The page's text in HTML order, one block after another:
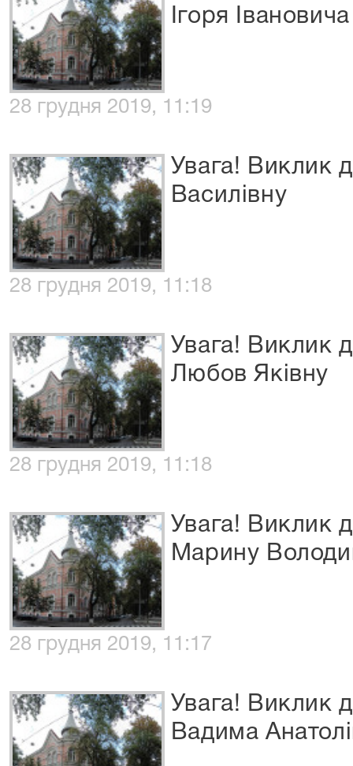
Ігоря Івановича
28 грудня 2019, 11:19
Увага! Виклик
Василівну
28 грудня 2019, 11:18
Увага! Виклик
Любов Яківну
28 грудня 2019, 11:18
Увага! Виклик
Марину
28 грудня 2019, 11:17
Увага! Виклик
Вадима